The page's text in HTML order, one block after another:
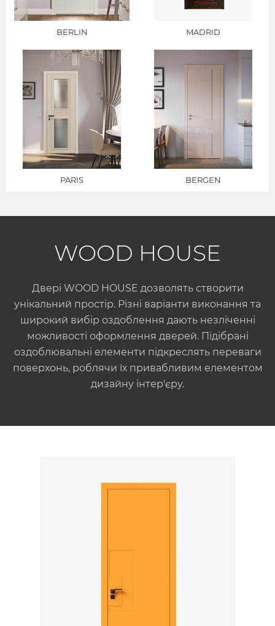
BERLIN MADRID
PARIS BERGEN
WOOD HOUSE
Двері WOOD HOUSE дозволять створити
унікальний простір. Різні варіанти виконання та
широкий вибір оздоблення дають незліченні
можливості оформлення дверей. Підібрані
оздоблювальні елементи підкреслять переваги
поверхонь, роблячи їх привабливим елементом
дизайну інтер'єру.